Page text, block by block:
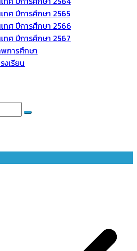
ทศ ปีการศึกษา 2565
ทศ ปีการศึกษา 2566
ทศ ปีการศึกษา 2567
การศึกษา
งเรียน